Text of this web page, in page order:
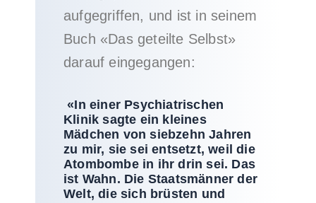
aufgegriffen, und ist in seinem
Buch «Das geteilte Selbst»
darauf eingegangen:
«In einer Psychiatrischen
Klinik sagte ein kleines
Mädchen von siebzehn Jahren
zu mir, sie sei entsetzt, weil die
Atombombe in ihr drin sei. Das
ist Wahn. Die Staatsmänner der
Welt, die sich brüsten und